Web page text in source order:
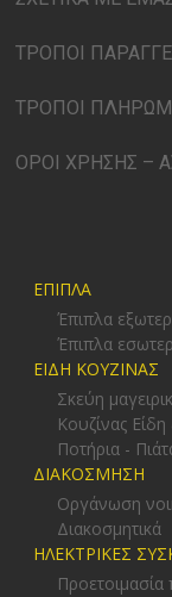
ΤΡΟΠΟΙ
ΤΡΟΠΟΙ
ΟΡΟΙ ΧΡΗΣΗΣ –
ΕΠΙΠΛΑ
Έπιπλα
Έπιπλα
ΕΙΔΗ ΚΟΥΖΙΝΑΣ
Σκεύη
Κουζίνας
Ποτήρια -
ΔΙΑΚΟΣΜΗΣΗ
Οργάνωση
Διακοσμητικά
ΗΛΕΚΤΡΙΚΕΣ